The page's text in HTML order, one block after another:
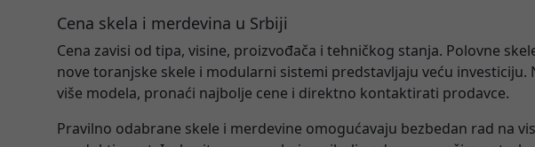
Cena skela i merdevina u Srbiji
Cena zavisi od tipa, visine, proizvođača i tehničkog stanja. Polovne
nove toranjske skele i modularni sistemi predstavljaju veću
više modela, pronaći najbolje cene i direktno kontaktirati prodavce.
Pravilno odabrane skele i merdevine omogućavaju bezbedan rad na